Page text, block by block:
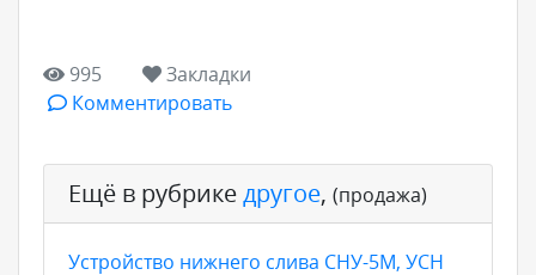
995
Закладки
Комментировать
Ещё в рубрикедругое, (продажа)
Устройство нижнего слива СНУ-5М, УСН